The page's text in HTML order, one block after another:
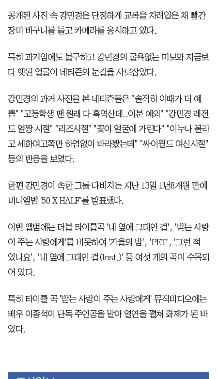
공개된 사진 속 강민경은 단정하게 교복을 차려입은 채 빨간
장미 바구니를 들고 카메라를 응시하고 있다.
특히 과거임에도 불구하고 강민경의 굴욕없는 미모와 지금보
다 앳된 얼굴이 네티즌의 눈길을 사로잡았다.
강민경의 과거 사진을 본 네티즌들은 "솔직히 이때가 더 예
쁨" "고등학생 땐 원래 다 흑역산데..이분 예외" "강민경 레전
드 얼짱 시절" "리즈시절" "꽃이 얼굴에 가린다" "이누나 볼라
고 세화여고쪽만 하염없이 바라봤는데" "싸이월드 여신시절"
등의 반응을 보였다.
한편 강민경이 속한 그룹 다비치는 지난 13일 1년8개월 만에
미니앨범 '50 X HALF'를 발표했다.
이번 앨범에는 더블 타이틀곡 '내 옆에 그대인 걸', '받는 사랑
이 주는 사랑에게'를 비롯하여 '가을의 밤', 'PET', '그런 적
있나요', '내 옆에 그대인 걸(Inst.)' 등 여섯 개의 곡이 수록되
어 있다.
특히 타이틀 곡 '받는 사랑이 주는 사랑에게' 뮤직비디오에는
배우 이종석이 단독 주인공을 맡아 열연을 펼쳐 화제가 된 바
있다.